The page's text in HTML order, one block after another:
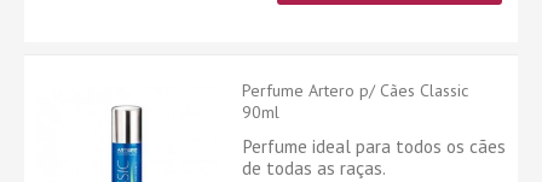
Perfume Artero p/ Cães Classic
90ml
Perfume ideal para todos os cães
de todas as raças.